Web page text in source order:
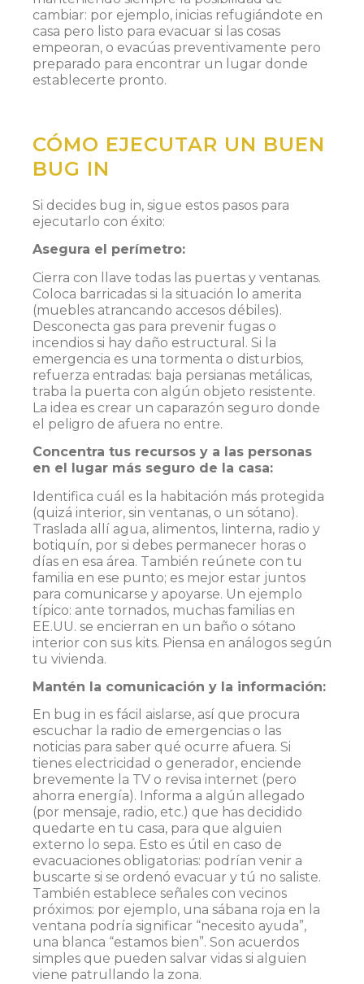
cambiar: por ejemplo, inicias refugiándote en
casa pero listo para evacuar si las cosas
empeoran, o evacúas preventivamente pero
preparado para encontrar un lugar donde
establecerte pronto.
CÓMO EJECUTAR UN BUEN
BUG IN
Si decides bug in, sigue estos pasos para
ejecutarlo con éxito:
Asegura el perímetro:
Cierra con llave todas las puertas y ventanas.
Coloca barricadas si la situación lo amerita
(muebles atrancando accesos débiles).
Desconecta gas para prevenir fugas o
incendios si hay daño estructural. Si la
emergencia es una tormenta o disturbios,
refuerza entradas: baja persianas metálicas,
traba la puerta con algún objeto resistente.
La idea es crear un caparazón seguro donde
el peligro de afuera no entre.
Concentra tus recursos y a las personas
en el lugar más seguro de la casa:
Identifica cuál es la habitación más protegida
(quizá interior, sin ventanas, o un sótano).
Traslada allí agua, alimentos, linterna, radio y
botiquín, por si debes permanecer horas o
días en esa área. También reúnete con tu
familia en ese punto; es mejor estar juntos
para comunicarse y apoyarse. Un ejemplo
típico: ante tornados, muchas familias en
EE.UU. se encierran en un baño o sótano
interior con sus kits. Piensa en análogos según
tu vivienda.
Mantén la comunicación y la información:
En bug in es fácil aislarse, así que procura
escuchar la radio de emergencias o las
noticias para saber qué ocurre afuera. Si
tienes electricidad o generador, enciende
brevemente la TV o revisa internet (pero
ahorra energía). Informa a algún allegado
(por mensaje, radio, etc.) que has decidido
quedarte en tu casa, para que alguien
externo lo sepa. Esto es útil en caso de
evacuaciones obligatorias: podrían venir a
buscarte si se ordenó evacuar y tú no saliste.
También establece señales con vecinos
próximos: por ejemplo, una sábana roja en la
ventana podría significar “necesito ayuda”,
una blanca “estamos bien”. Son acuerdos
simples que pueden salvar vidas si alguien
viene patrullando la zona.